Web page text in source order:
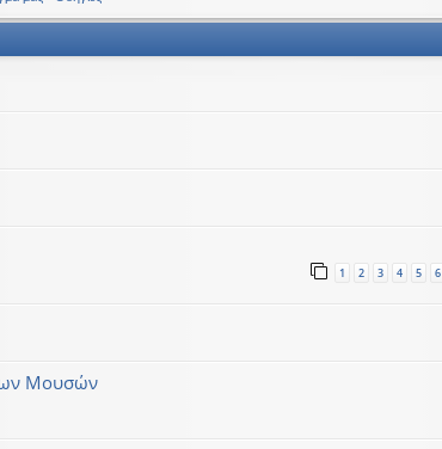
1 2 3 4 5 6
Μουσών